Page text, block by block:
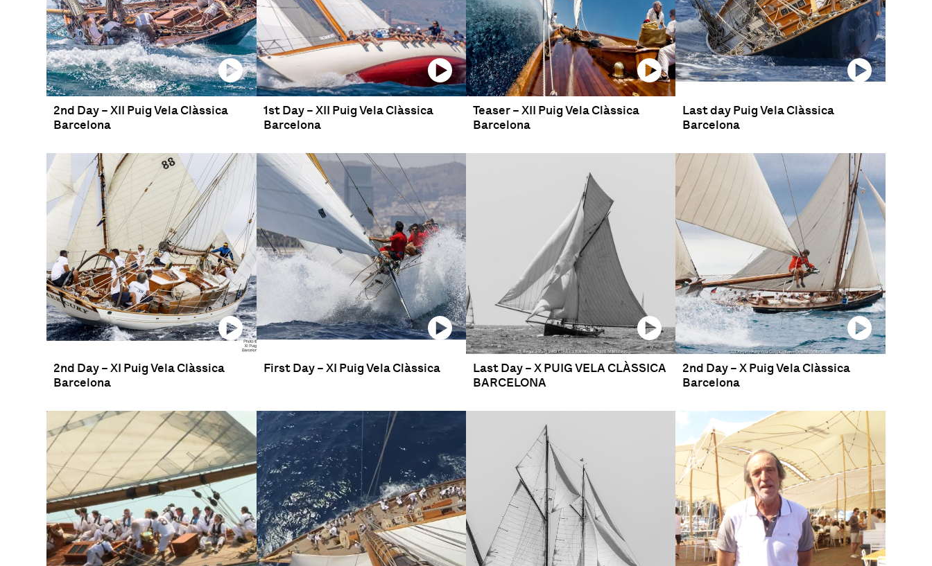
2nd Day – XII Puig Vela Clàssica
Barcelona
1st Day – XII Puig Vela Clàssica
Barcelona
Teaser – XII Puig Vela Clàssica
Barcelona
Last day Puig Vela Clàssica
Barcelona
2nd Day – XI Puig Vela Clàssica
Barcelona
First Day – XI Puig Vela Clàssica
Last Day – X PUIG VELA CLÀSSICA
BARCELONA
2nd Day – X Puig Vela Clàssica
Barcelona